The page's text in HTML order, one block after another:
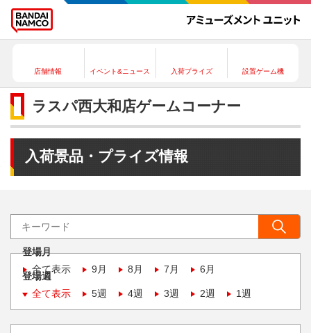
店舗情報 イベント&ニュース 入荷プライズ 設置ゲーム機
ラスパ西大和店ゲームコーナー
入荷景品・プライズ情報
登場月
全て表示
9月 8月 7月 6月
登場週
全て表示
5週 4週 3週 2週 1週